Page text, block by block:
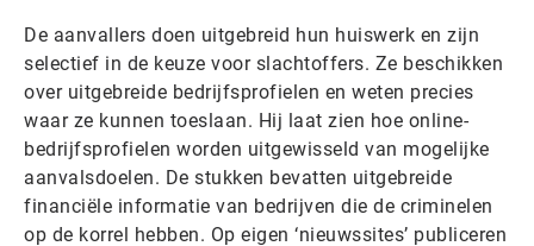
De aanvallers doen uitgebreid hun huiswerk en zijn
selectief in de keuze voor slachtoffers. Ze beschikken
over uitgebreide bedrijfsprofielen en weten precies
waar ze kunnen toeslaan. Hij laat zien hoe online-
bedrijfsprofielen worden uitgewisseld van mogelijke
aanvalsdoelen. De stukken bevatten uitgebreide
financiële informatie van bedrijven die de criminelen
op de korrel hebben. Op eigen ‘nieuwssites’ publiceren